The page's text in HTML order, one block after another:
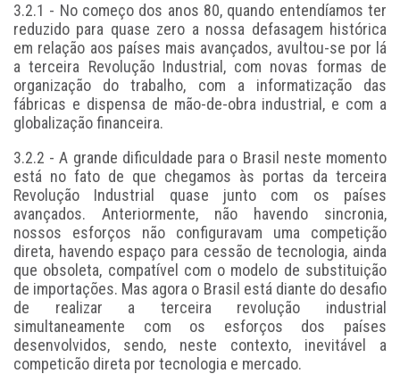
3.2.1 - No começo dos anos 80, quando entendíamos ter
reduzido para quase zero a nossa defasagem histórica
em relação aos países mais avançados, avultou-se por lá
a terceira Revolução Industrial, com novas formas de
organização do trabalho, com a informatização das
fábricas e dispensa de mão-de-obra industrial, e com a
globalização financeira.
3.2.2 - A grande dificuldade para o Brasil neste momento
está no fato de que chegamos às portas da terceira
Revolução Industrial quase junto com os países
avançados. Anteriormente, não havendo sincronia,
nossos esforços não configuravam uma competição
direta, havendo espaço para cessão de tecnologia, ainda
que obsoleta, compatível com o modelo de substituição
de importações. Mas agora o Brasil está diante do desafio
de realizar a terceira revolução industrial
simultaneamente com os esforços dos países
desenvolvidos, sendo, neste contexto, inevitável a
competicão direta por tecnologia e mercado.